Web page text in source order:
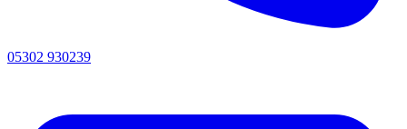
05302 930239